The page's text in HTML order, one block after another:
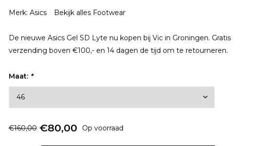
Merk: Asics Bekijk alles Footwear
De nieuwe Asics Gel SD Lyte nu kopen bij Vic in Groningen. Gratis
verzending boven €100,- en 14 dagen de tijd om te retourneren.
Maat: *
€160,00 €80,00 Op voorraad